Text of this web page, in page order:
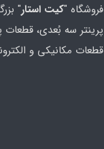
فروشگاه "کیت استار"
پرینتر سه بُعدی، قطعات
قطعات مکانیکی و